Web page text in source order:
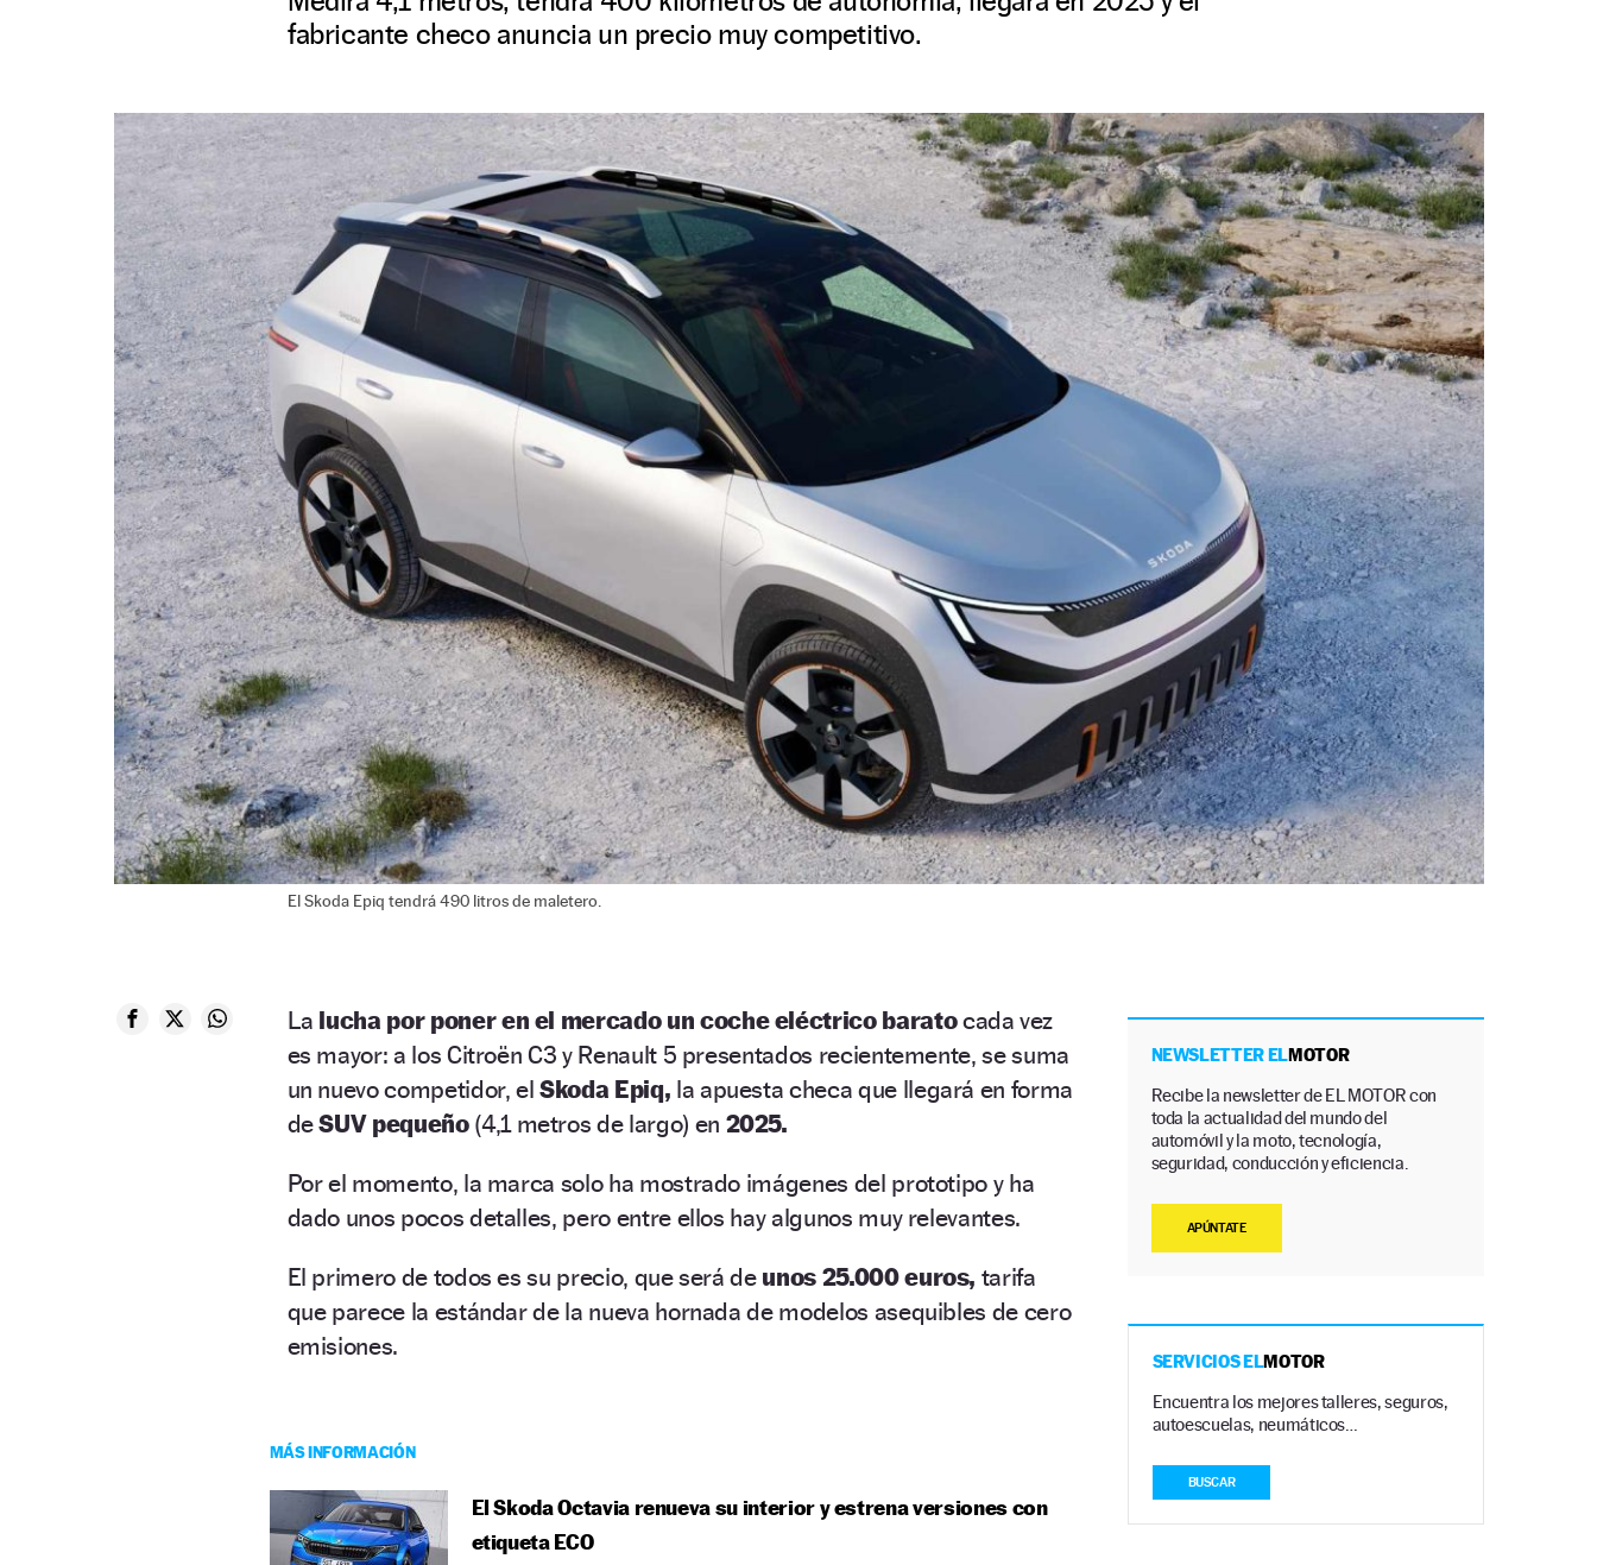
fabricante checo anuncia un precio muy competitivo.
El Skoda Epiq tendrá 490 litros de maletero.
La lucha por poner en el mercado un coche eléctrico baratocada vez
es mayor: a los Citroën C3 y Renault 5 presentados recientemente, se suma
un nuevo competidor, elSkoda Epiq, la apuesta checa que llegará en forma
deSUV pequeño(4,1 metros de largo) en 2025.
Por el momento, la marca solo ha mostrado imágenes del prototipo y ha
dado unos pocos detalles, pero entre ellos hay algunos muy relevantes.
El primero de todos es su precio, que será de unos 25.000 euros, tarifa
que parece la estándar de la nueva hornada de modelos asequibles de cero
emisiones.
MÁS INFORMACIÓN
El Skoda Octavia renueva su interior y estrena versiones con
etiqueta ECO
NEWSLETTER ELMOTOR
Recibe la newsletter de EL MOTOR con
toda la actualidad del mundo del
automóvil y la moto, tecnología,
seguridad, conducción y eficiencia.
APÚNTATE
SERVICIOS ELMOTOR
Encuentra los mejores talleres, seguros,
autoescuelas, neumáticos…
BUSCAR